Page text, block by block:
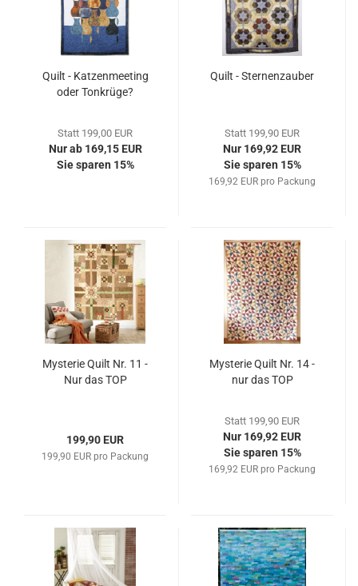
Quilt - Katzenmeeting
oder Tonkrüge?
Statt 199,00 EUR
Nur ab 169,15 EUR
Sie sparen 15%
Quilt - Sternenzauber
Statt 199,90 EUR
Nur 169,92 EUR
Sie sparen 15%
169,92 EUR pro Packung
Mysterie Quilt Nr. 11 -
Nur das TOP
199,90 EUR
199,90 EUR pro Packung
Mysterie Quilt Nr. 14 -
nur das TOP
Statt 199,90 EUR
Nur 169,92 EUR
Sie sparen 15%
169,92 EUR pro Packung